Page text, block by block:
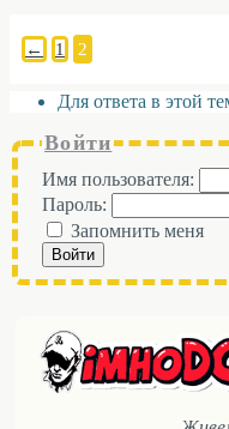
← 1 2
Для ответа в этой
Войти
Имя пользователя:
Пароль:
Запомнить меня
Войти